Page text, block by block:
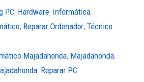
p
PC, Hardware, Informática,
, Reparar Ordenador, Técnico
Majadahonda, Majadahonda,
, Reparar PC